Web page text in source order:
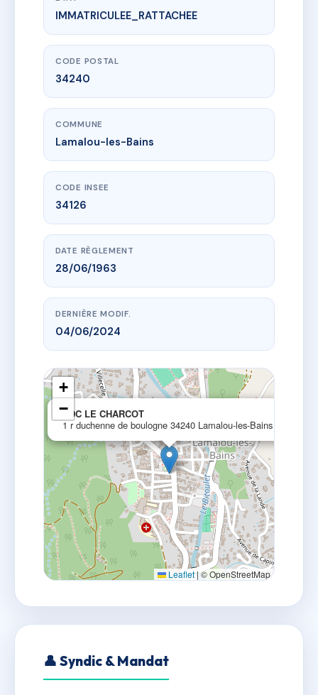
www.vme.plus/AD0522177
SDC LE CHARCOT
1 r duchenne de boulogne34240 Lamalou-les-Bains
IMMATRICULEE_RATTACHEE
CODE POSTAL
34240
COMMUNE
Lamalou-les-Bains
CODE INSEE
34126
DATE RÈGLEMENT
28/06/1963
DERNIÈRE MODIF.
04/06/2024
SDC LE CHARCOT
1 r duchenne de boulogne 34240 Lamalou-les-Bains
+
−
Leaflet| © OpenStreetMap
👤 Syndic & Mandat